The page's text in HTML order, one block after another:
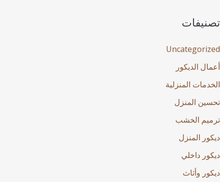
تصنيفات
Uncategorized
أعمال الديكور
الخدمات المنزلية
تحسين المنزل
ترميم الخشب
ديكور المنزل
ديكور داخلي
ديكور وأثاث